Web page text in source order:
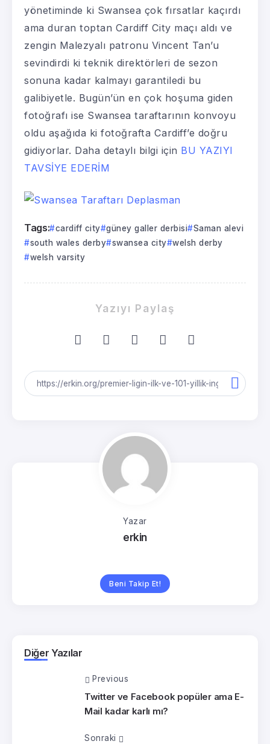
yönetiminde ki Swansea çok fırsatlar kaçırdı
ama duran toptan Cardiff City maçı aldı ve
zengin Malezyalı patronu Vincent Tan’u
sevindirdi ki teknik direktörleri de sezon
sonuna kadar kalmayı garantiledi bu
galibiyetle. Bugün’ün en çok hoşuma giden
fotoğrafı ise Swansea taraftarının konvoyu
oldu aşağıda ki fotoğrafta Cardiff’e doğru
gidiyorlar. Daha detaylı bilgi için BU YAZIYI
TAVSİYE EDERİM
Tags: cardiff city güney galler derbisi
Saman alevi
south wales derby
swansea city
welsh derby
welsh varsity
Yazıyı Paylaş
Yazar
erkin
Beni Takip Et!
Diğer Yazılar
Previous
Twitter ve Facebook popüler ama E-
Mail kadar karlı mı?
Sonraki